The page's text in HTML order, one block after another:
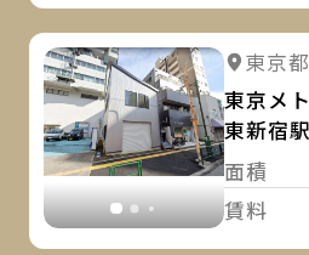
詳細を
東京
東京メ
東新宿
面積
賃料